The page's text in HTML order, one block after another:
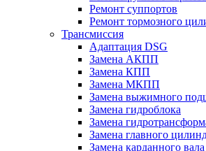
Ремонт суппортов
Ремонт тормозного
Трансмиссия
Адаптация DSG
Замена АКПП
Замена КПП
Замена МКПП
Замена выжимного
Замена гидроблока
Замена
Замена главного
Замена карданного вала